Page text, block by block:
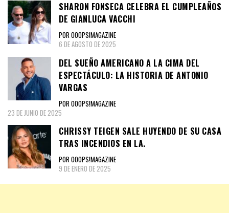
SHARON FONSECA CELEBRA EL CUMPLEAÑOS
DE GIANLUCA VACCHI
POR OOOPS!MAGAZINE
6 DE AGOSTO DE 2025
DEL SUEÑO AMERICANO A LA CIMA DEL
ESPECTÁCULO: LA HISTORIA DE ANTONIO
VARGAS
POR OOOPS!MAGAZINE
23 DE JUNIO DE 2025
CHRISSY TEIGEN SALE HUYENDO DE SU CASA
TRAS INCENDIOS EN LA.
POR OOOPS!MAGAZINE
9 DE ENERO DE 2025